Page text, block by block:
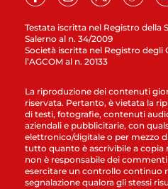
Testata iscritta nel Registro della
Salerno al n. 34/2009
Società iscritta nel Registro degli
l’AGCOM al n. 20133
La riproduzione dei contenuti
riservata. Pertanto, è vietata la
di testi, fotografie, contenuti
aziendali e pubblicitarie, con
elettronico/digitale o per mezzo
tutto quanto è ascrivibile a copia
non è responsabile dei
esercitare un controllo continuo
segnalazione qualora gli stessi